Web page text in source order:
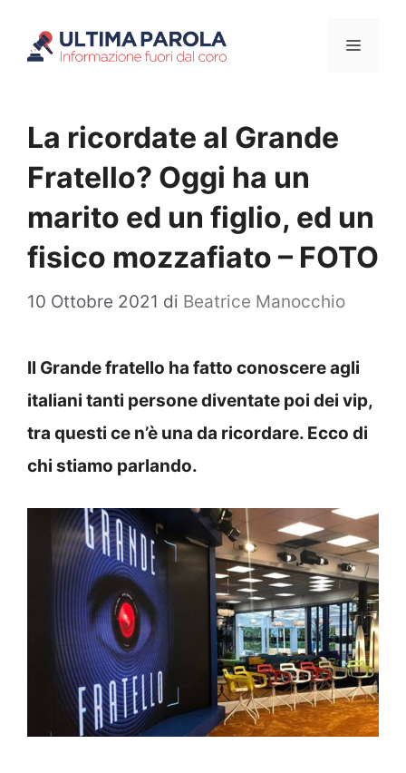
Menu
La ricordate al Grande
Fratello? Oggi ha un
marito ed un figlio, ed un
fisico mozzafiato – FOTO
10 Ottobre 2021 di Beatrice Manocchio
Il Grande fratello ha fatto conoscere agli
italiani tanti persone diventate poi dei vip,
tra questi ce n’è una da ricordare. Ecco di
chi stiamo parlando.